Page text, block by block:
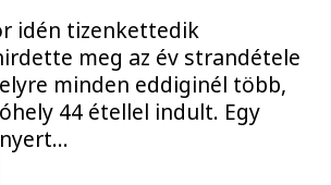
idén tizenkettedik
meg az év strandétele
minden eddiginél több,
44 étellel indult. Egy